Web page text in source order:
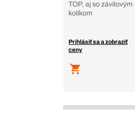
TOP, aj so závitovým
kolíkom
Prihlásiť sa a zobraziť
ceny